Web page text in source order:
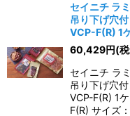
セイニチ ラ
吊り下げ穴
VCP-F(R) 1
60,429円(
セイニチ ラ
吊り下げ穴
VCP-F(R) 1
F(R) サイズ